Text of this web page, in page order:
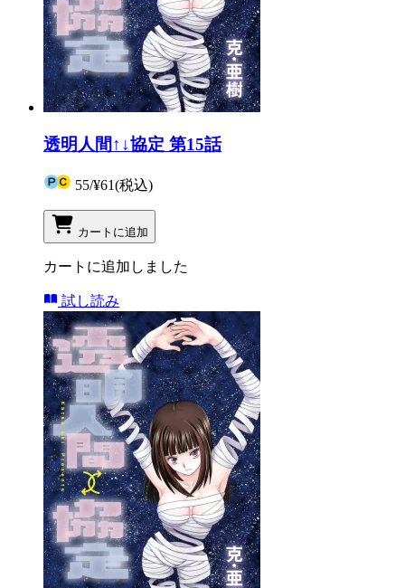
透明人間↑↓協定 第15話
55/¥61(税込)
カートに追加
カートに追加しました
試し読み